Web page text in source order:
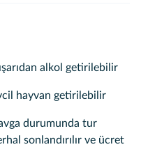
alkol getirilebilir
hayvan getirilebilir
durumunda tur
sonlandırılır ve ücret